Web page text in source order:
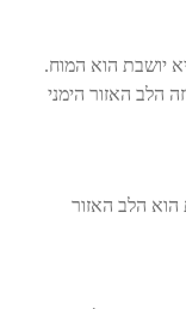
יושבת הוא המוח.
הלב האזור הימני
הלב האזור